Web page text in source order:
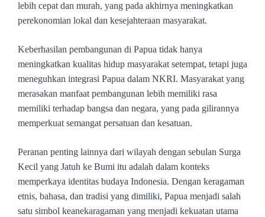
lebih cepat dan murah, yang pada akhirnya meningkatkan
perekonomian lokal dan kesejahteraan masyarakat.
Keberhasilan pembangunan di Papua tidak hanya
meningkatkan kualitas hidup masyarakat setempat, tetapi juga
meneguhkan integrasi Papua dalam NKRI. Masyarakat yang
merasakan manfaat pembangunan lebih memiliki rasa
memiliki terhadap bangsa dan negara, yang pada gilirannya
memperkuat semangat persatuan dan kesatuan.
Peranan penting lainnya dari wilayah dengan sebulan Surga
Kecil yang Jatuh ke Bumi itu adalah dalam konteks
memperkaya identitas budaya Indonesia. Dengan keragaman
etnis, bahasa, dan tradisi yang dimiliki, Papua menjadi salah
satu simbol keanekaragaman yang menjadi kekuatan utama